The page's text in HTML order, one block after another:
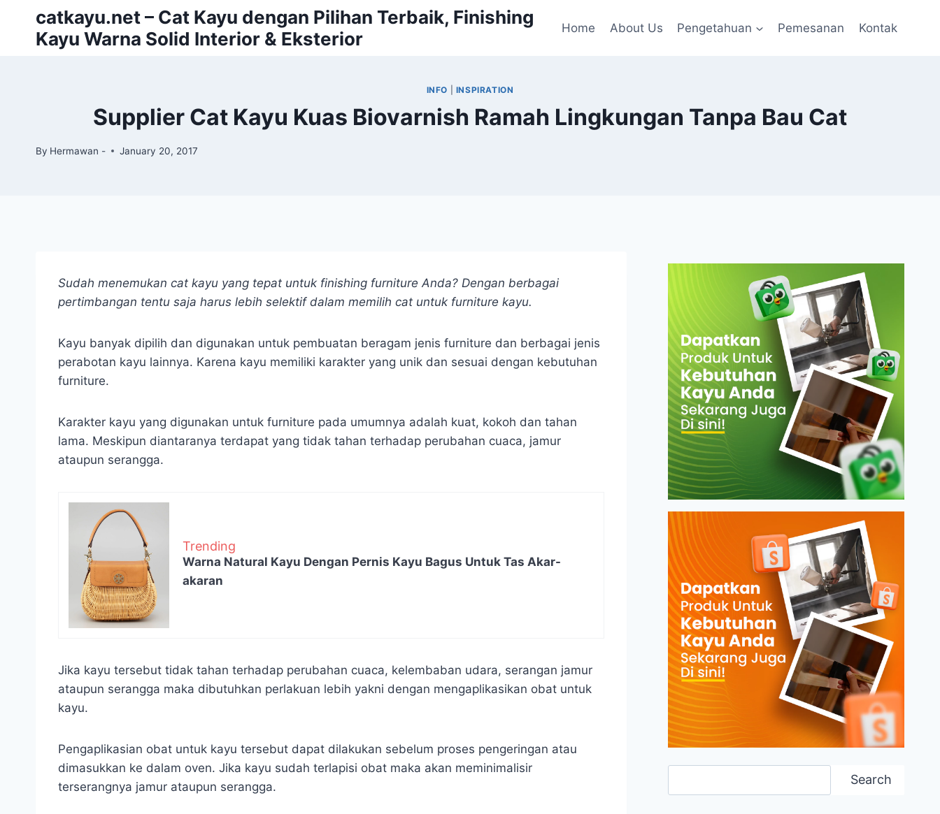
content
catkayu.net – Cat Kayu dengan Pilihan Terbaik, Finishing
Kayu Warna Solid Interior & Eksterior
Home About Us Pengetahuan Pemesanan Kontak
INFO INSPIRATION
Supplier Cat Kayu Kuas Biovarnish Ramah Lingkungan Tanpa Bau Cat
By Hermawan - January 20, 2017
Sudah menemukan cat kayu yang tepat untuk finishing furniture Anda? Dengan berbagai
pertimbangan tentu saja harus lebih selektif dalam memilih cat untuk furniture kayu.
Kayu banyak dipilih dan digunakan untuk pembuatan beragam jenis furniture dan berbagai jenis
perabotan kayu lainnya. Karena kayu memiliki karakter yang unik dan sesuai dengan kebutuhan
furniture.
Karakter kayu yang digunakan untuk furniture pada umumnya adalah kuat, kokoh dan tahan
lama. Meskipun diantaranya terdapat yang tidak tahan terhadap perubahan cuaca, jamur
ataupun serangga.
Trending
Warna Natural Kayu Dengan Pernis Kayu Bagus Untuk Tas Akar-
akaran
Jika kayu tersebut tidak tahan terhadap perubahan cuaca, kelembaban udara, serangan jamur
ataupun serangga maka dibutuhkan perlakuan lebih yakni dengan mengaplikasikan obat untuk
kayu.
Pengaplikasian obat untuk kayu tersebut dapat dilakukan sebelum proses pengeringan atau
dimasukkan ke dalam oven. Jika kayu sudah terlapisi obat maka akan meminimalisir
terserangnya jamur ataupun serangga.
Search